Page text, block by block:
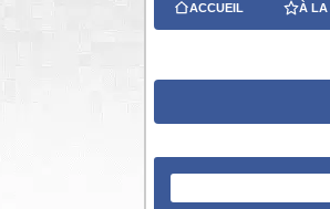
ACCUEIL À LA